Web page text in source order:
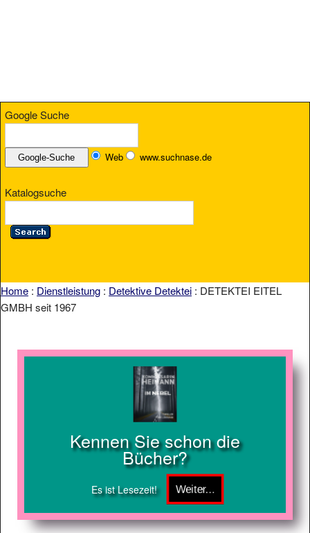
Google Suche
Web www.suchnase.de
Katalogsuche
Home : Dienstleistung : Detektive Detektei : DETEKTEI EITEL
GMBH seit 1967
Kennen Sie schon die
Bücher?
Es ist Lesezeit!